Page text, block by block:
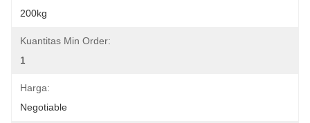
200kg
Kuantitas Min Order:
1
Harga:
Negotiable